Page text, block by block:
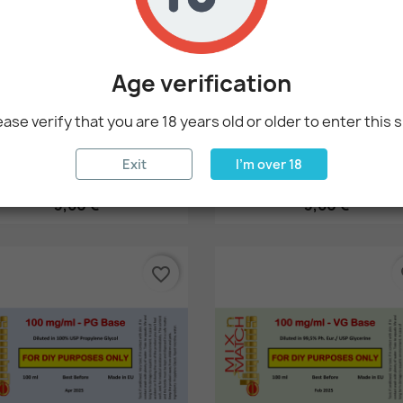
Γρήγορη προβολή
Μαλλί Της Γριάς -...
3,60 €
Γρήγορη προβολή
Σταφύλι - Perfumer's...
3,60 €
favorite_border
Age verification
verify that you are 18 years old or older to enter this
Exit I'm over 18